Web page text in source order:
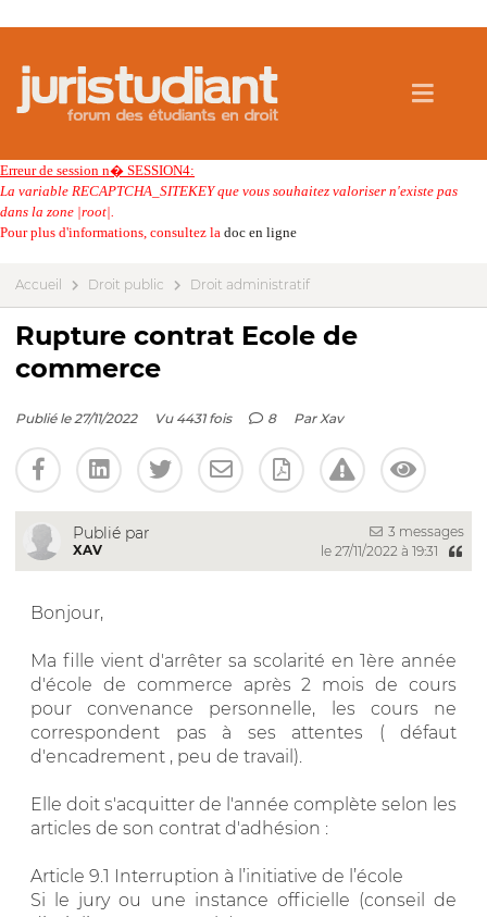
Erreur de session n� SESSION4:
La variable RECAPTCHA_SITEKEY que vous souhaitez valoriser n'existe pas
dans la zone |root|.
Pour plus d'informations, consultez la doc en ligne
Accueil Droit public Droit administratif
Rupture contrat Ecole de
commerce
Publié le 27/11/2022 Vu 4431 fois 8 Par Xav
Publié par
XAV
3 messages
le 27/11/2022 à 19:31
Bonjour,
Ma fille vient d'arrêter sa scolarité en 1ère année
d'école de commerce après 2 mois de cours
pour convenance personnelle, les cours ne
correspondent pas à ses attentes ( défaut
d'encadrement , peu de travail).
Elle doit s'acquitter de l'année complète selon les
articles de son contrat d'adhésion :
Article 9.1 Interruption à l’initiative de l’école
Si le jury ou une instance officielle (conseil de